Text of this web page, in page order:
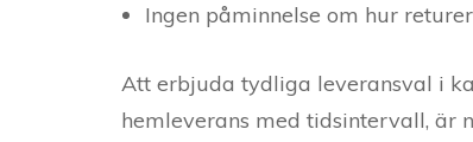
Ingen påminnelse om hur
Att erbjuda tydliga leveransval i
hemleverans med tidsintervall, är